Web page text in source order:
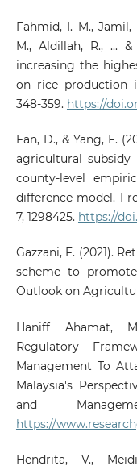
Fahmid, I. M.,
M., Aldillah, R., ...
increasing the
on rice production
348-359. https://
Fan, D., & Yang, F.
agricultural
county-level
difference model.
7, 1298425. https://
Gazzani, F. (2021).
scheme to
Outlook on
Haniff Ahamat,
Regulatory
Management To
Malaysia's
and
https://
Hendrita, V.,